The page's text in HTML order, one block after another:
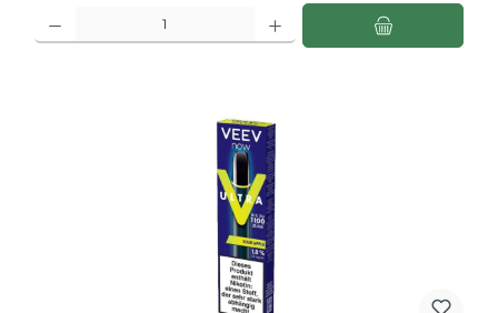
Produkt Anzahl: Gib den gewünschten Wert ein oder benutze die Schaltflächen